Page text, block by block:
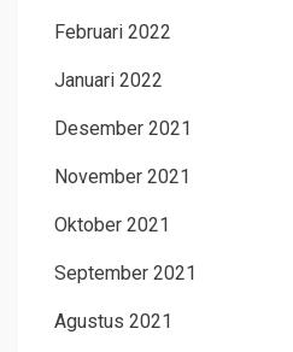
Februari 2022
Januari 2022
Desember 2021
November 2021
Oktober 2021
September 2021
Agustus 2021